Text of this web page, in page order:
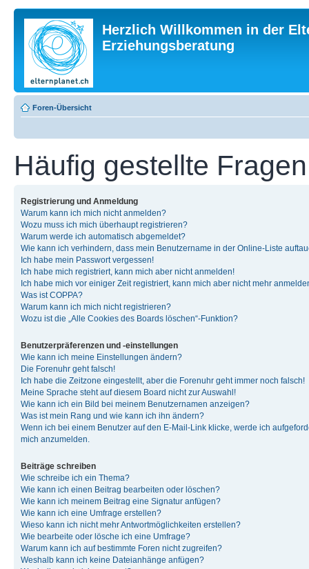
Herzlich Willkommen in der
Erziehungsberatung
Foren-Übersicht
Häufig gestellte Fragen
Registrierung und Anmeldung
Warum kann ich mich nicht anmelden?
Wozu muss ich mich überhaupt registrieren?
Warum werde ich automatisch abgemeldet?
Wie kann ich verhindern, dass mein Benutzername in der Online-Liste
Ich habe mein Passwort vergessen!
Ich habe mich registriert, kann mich aber nicht anmelden!
Ich habe mich vor einiger Zeit registriert, kann mich aber nicht mehr
Was ist COPPA?
Warum kann ich mich nicht registrieren?
Wozu ist die „Alle Cookies des Boards löschen“-Funktion?
Benutzerpräferenzen und -einstellungen
Wie kann ich meine Einstellungen ändern?
Die Forenuhr geht falsch!
Ich habe die Zeitzone eingestellt, aber die Forenuhr geht immer noch falsch!
Meine Sprache steht auf diesem Board nicht zur Auswahl!
Wie kann ich ein Bild bei meinem Benutzernamen anzeigen?
Was ist mein Rang und wie kann ich ihn ändern?
Wenn ich bei einem Benutzer auf den E-Mail-Link klicke, werde ich
mich anzumelden.
Beiträge schreiben
Wie schreibe ich ein Thema?
Wie kann ich einen Beitrag bearbeiten oder löschen?
Wie kann ich meinem Beitrag eine Signatur anfügen?
Wie kann ich eine Umfrage erstellen?
Wieso kann ich nicht mehr Antwortmöglichkeiten erstellen?
Wie bearbeite oder lösche ich eine Umfrage?
Warum kann ich auf bestimmte Foren nicht zugreifen?
Weshalb kann ich keine Dateianhänge anfügen?